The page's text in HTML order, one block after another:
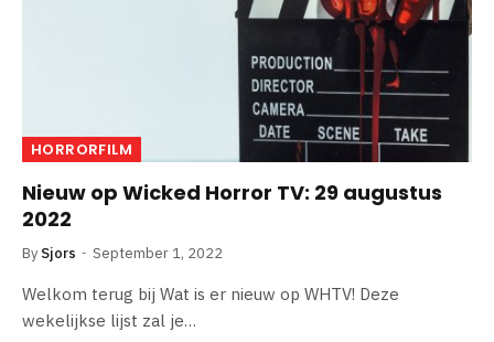
HORRORFILM
Nieuw op Wicked Horror TV: 29 augustus
2022
By Sjors September 1, 2022
Welkom terug bij Wat is er nieuw op WHTV! Deze
wekelijkse lijst zal je…